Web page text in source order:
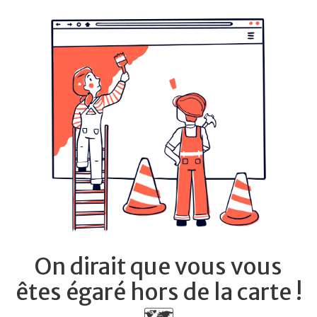
On dirait que vous vous
êtes égaré hors de la carte !